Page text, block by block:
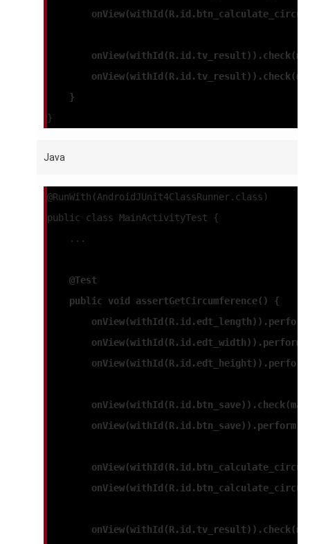
    }
}
Java
@RunWith(AndroidJUnit4ClassRunner.class)
public class MainActivityTest {
    ...
@Test
    public void assertGetCircumference() {